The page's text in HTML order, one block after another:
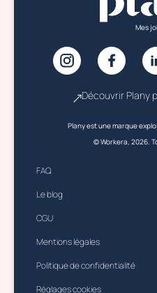
Mes
Découvrir Plany
Plany est une marque
© Workera, 2026.
FAQ
Le blog
CGU
Mentions légales
Politique de confidentialité
Réglages cookies